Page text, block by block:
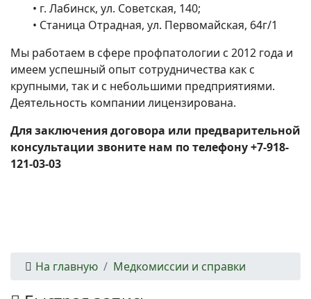
• г. Лабинск, ул. Советская, 140;
• Станица Отрадная, ул. Первомайская, 64г/1
Мы работаем в сфере профпатологии с 2012 года и
имеем успешный опыт сотрудничества как с
крупными, так и с небольшими предприятиями.
Деятельность компании лицензирована.
Для заключения договора или предварительной
консультации звоните нам по телефону +7-918-
121-03-03
На главную Медкомиссии и справки